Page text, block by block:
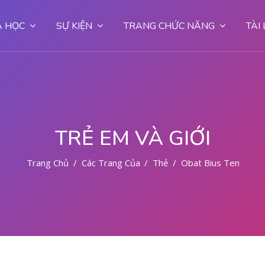
HỌC SỰ KIỆN TRANG CHỨC NĂNG TÀI
TRẺ EM VÀ GIỚI
Trang Chủ Các Trang Của Hệ Thống
Thẻ Obat Bius Tengah